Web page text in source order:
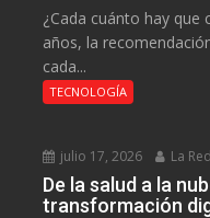
¿Cada cuánto hay que
años, la
cada...
TECNOLOGÍA
julio 17, 2026 La
De la salud a la
transformación